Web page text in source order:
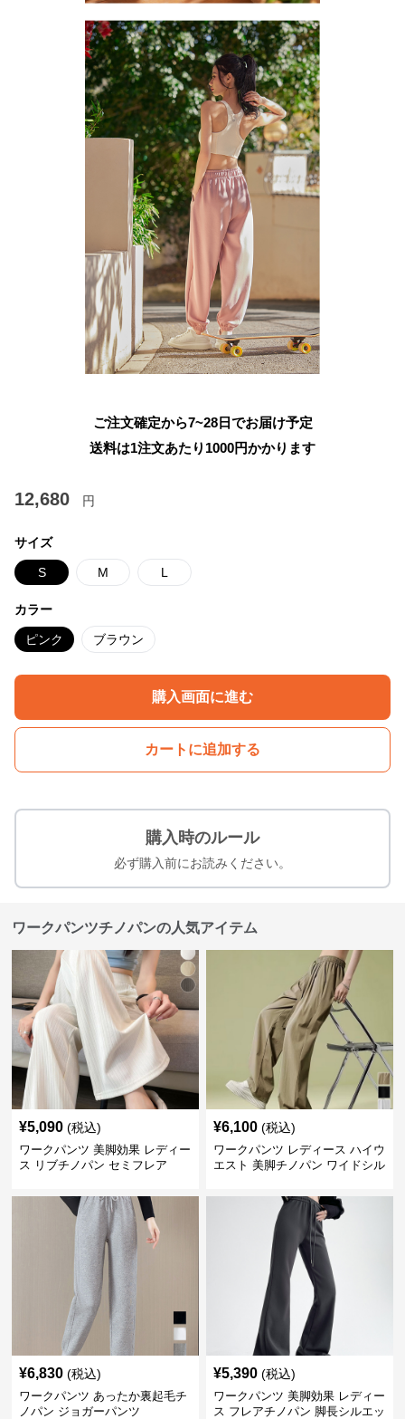
ご注文確定から7~28日でお届け予定
送料は1注文あたり 1000円かかります
12,680 円
サイズ
S M L
カラー
ピンク ブラウン
購入画面に進む
カートに追加する
購入時のルール
必ず購入前にお読みください。
ワークパンツチノパンの人気アイテム
¥5,090 (税込)
ワークパンツ 美脚効果 レディー
ス リブチノパン セミフレア
¥6,100 (税込)
ワークパンツ レディース ハイウ
エスト 美脚チノパン ワイドシル
¥6,830 (税込)
ワークパンツ あったか裏起毛チ
ノパン ジョガーパンツ
¥5,390 (税込)
ワークパンツ 美脚効果 レディー
ス フレアチノパン 脚長シルエッ